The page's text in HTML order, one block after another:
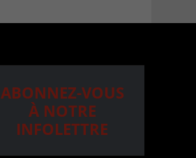
ABONNEZ-VOUS
À NOTRE
INFOLETTRE